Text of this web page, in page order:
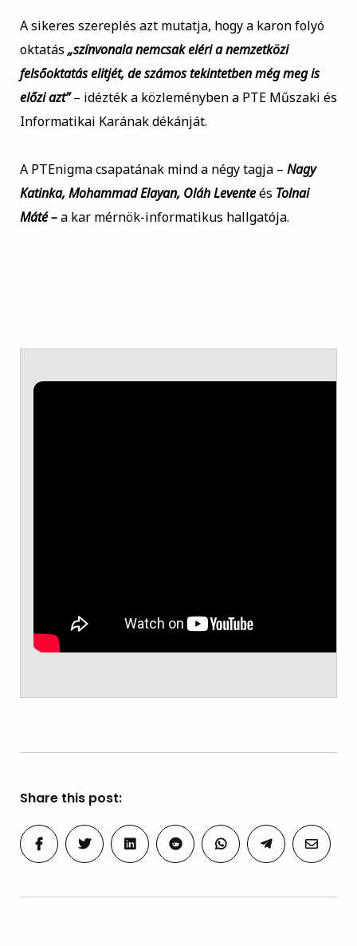
A sikeres szereplés azt mutatja, hogy a karon folyó
oktatás„színvonala nemcsak eléri a nemzetközi
felsőoktatás elitjét, de számos tekintetben még meg is
előzi azt”– idézték a közleményben a PTE Műszaki és
Informatikai Karának dékánját.
A PTEnigma csapatának mind a négy tagja – Nagy
Katinka, Mohammad Elayan, Oláh Leventeés Tolnai
Máté –a kar mérnök-informatikus hallgatója.
Share this post: